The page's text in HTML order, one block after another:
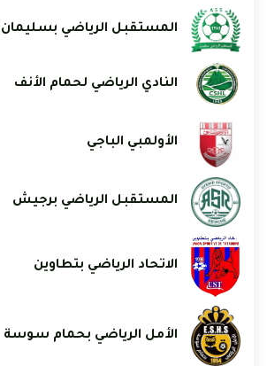
المستقبل الرياضي بسليمان
النادي الرياضي لحمام الأنف
الأولمبي الباجي
المستقبل الرياضي برجيش
الاتحاد الرياضي بتطاوين
الأمل الرياضي بحمام سوسة